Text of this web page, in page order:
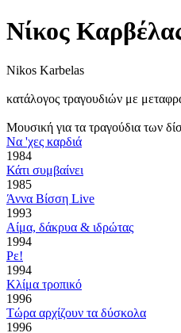
Νίκος
Nikos Karbelas
κατάλογος τραγουδιών με
Μουσική για τα τραγούδια των
Να 'χες καρδιά
1984
Κάτι συμβαίνει
1985
Άννα Βίσση Live
1993
Αίμα, δάκρυα & ιδρώτας
1994
Ρε!
1994
Κλίμα τροπικό
1996
Τώρα αρχίζουν τα δύσκολα
1996